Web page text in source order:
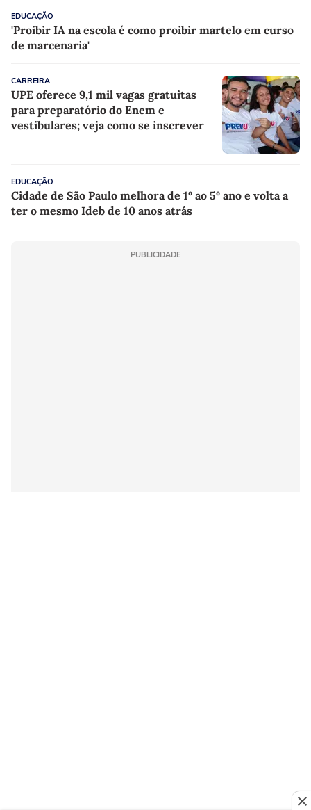
EDUCAÇÃO
'Proibir IA na escola é como proibir martelo em curso
de marcenaria'
CARREIRA
UPE oferece 9,1 mil vagas gratuitas
para preparatório do Enem e
vestibulares; veja como se inscrever
EDUCAÇÃO
Cidade de São Paulo melhora de 1º ao 5º ano e volta a
ter o mesmo Ideb de 10 anos atrás
PUBLICIDADE